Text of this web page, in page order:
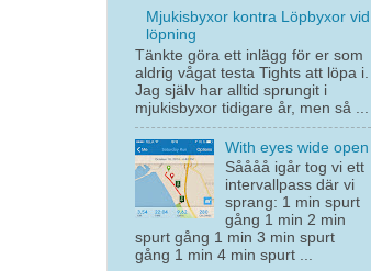
Mjukisbyxor kontra Löpbyxor vid
löpning
Tänkte göra ett inlägg för er som
aldrig vågat testa Tights att löpa i.
Jag själv har alltid sprungit i
mjukisbyxor tidigare år, men så ...
With eyes wide open
Såååå igår tog vi ett
intervallpass där vi
sprang: 1 min spurt
gång 1 min 2 min
spurt gång 1 min 3 min spurt
gång 1 min 4 min spurt ...